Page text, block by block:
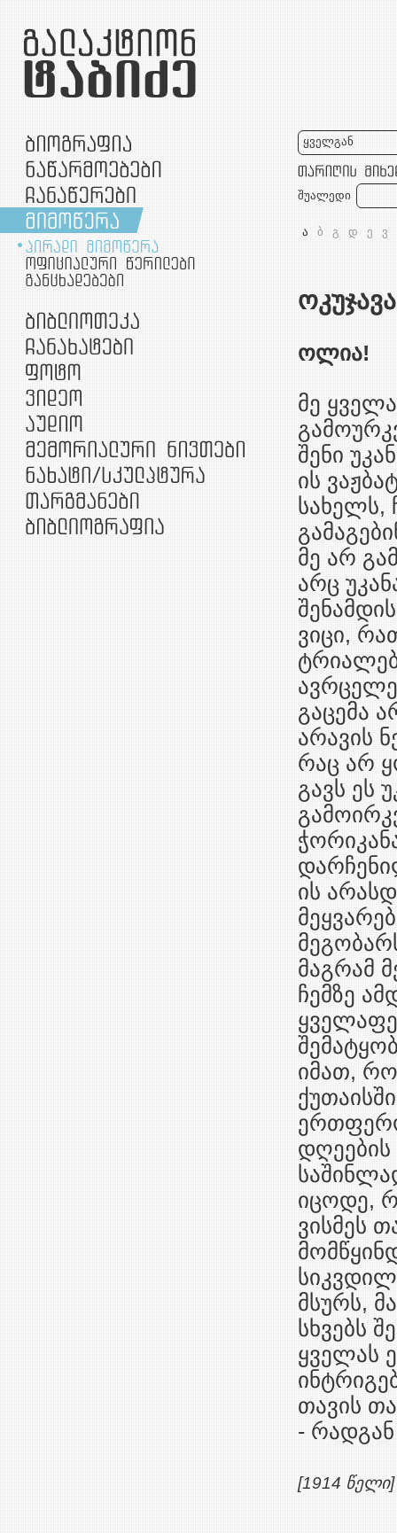
ყველგან
შუალედი
ა ბ გ დ ე ვ
ოლია!
მე
შენი
ის
სახელს,
მე არ
არც
ვიცი,
გაცემა
არავის
რაც არ
გავს ეს
ის
მაგრამ
ჩემზე
იმათ,
იცოდე,
ვისმეს
მსურს,
სხვებს
ყველას
თავის
- რადგან
[1914 წელი]